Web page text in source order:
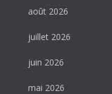
août 2026
juillet 2026
juin 2026
mai 2026